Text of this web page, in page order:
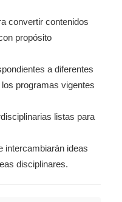
convertir contenidos
propósito
a diferentes
programas vigentes
listas para
intercambiarán ideas
disciplinares.